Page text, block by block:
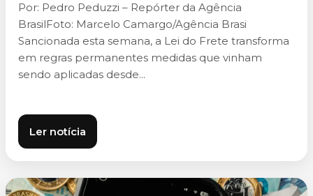
Por: Pedro Peduzzi – Repórter da Agência
BrasilFoto: Marcelo Camargo/Agência Brasi
Sancionada esta semana, a Lei do Frete transforma
em regras permanentes medidas que vinham
sendo aplicadas desde...
Ler notícia